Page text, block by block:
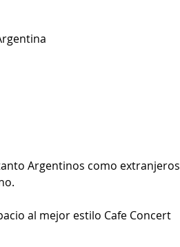
Argentinos como extranjeros
al mejor estilo Cafe Concert